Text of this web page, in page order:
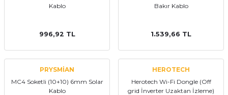
Kablo
996,92 TL
Bakır Kablo
1.539,66 TL
PRYSMİAN
MC4 Soketli (10+10) 6mm Solar
Kablo
HEROTECH
Herotech Wi-Fi Dongle (Off
grid İnverter Uzaktan İzleme)